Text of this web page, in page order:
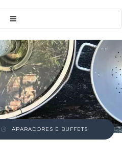
APARADORES E BUFFETS